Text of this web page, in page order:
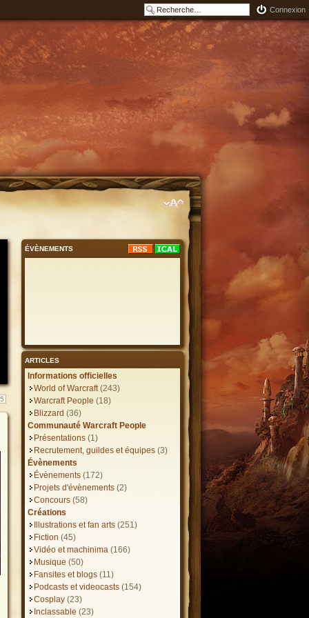
Connexion
ÉVÈNEMENTS
ARTICLES
Informations officielles
World of Warcraft(243)
Warcraft People (18)
Blizzard (36)
Communauté Warcraft People
Présentations(1)
Recrutement, guildes et équipes(3)
Évènements
Évènements(172)
Projets d'évènements(2)
Concours(58)
Créations
Illustrations et fan arts(251)
Fiction (45)
Vidéo et machinima(166)
Musique (50)
Fansites et blogs(11)
Podcasts et videocasts(154)
Cosplay(23)
Inclassable (23)